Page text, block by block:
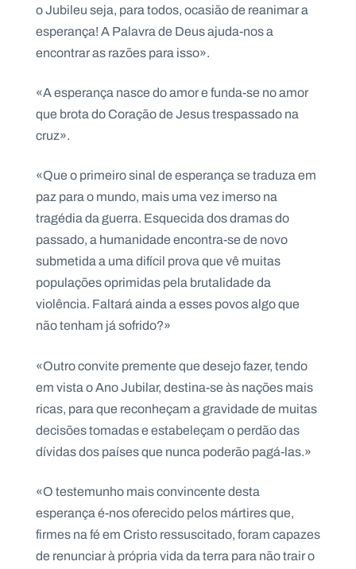
o Jubileu seja, para todos, ocasião de reanimar a
esperança! A Palavra de Deus ajuda-nos a
encontrar as razões para isso».
«A esperança nasce do amor e funda-se no amor
que brota do Coração de Jesus trespassado na
cruz».
«Que o primeiro sinal de esperança se traduza em
paz para o mundo, mais uma vez imerso na
tragédia da guerra. Esquecida dos dramas do
passado, a humanidade encontra-se de novo
submetida a uma difícil prova que vê muitas
populações oprimidas pela brutalidade da
violência. Faltará ainda a esses povos algo que
não tenham já sofrido?»
«Outro convite premente que desejo fazer, tendo
em vista o Ano Jubilar, destina-se às nações mais
ricas, para que reconheçam a gravidade de muitas
decisões tomadas e estabeleçam o perdão das
dívidas dos países que nunca poderão pagá-las.»
«O testemunho mais convincente desta
esperança é-nos oferecido pelos mártires que,
firmes na fé em Cristo ressuscitado, foram capazes
de renunciar à própria vida da terra para não trair o
A
L
S
a
l
s
a
.
p
t
A
g
e
d
a
C
o
n
a
c
t
N
e
w
s
l
e
tt
r